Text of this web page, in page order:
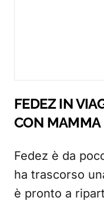
FEDEZ IN
CON MAMMA
Fedez è da
ha trascorso
è pronto a